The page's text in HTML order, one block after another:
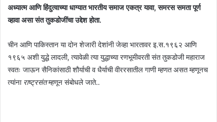
अध्यात्म आणि हिंदुत्वाच्या धाग्यात भारतीय समाज एकत्र यावा, समरस समता पूर्ण
व्हावा असा संत तुकडोजींचा उद्देश होता.
चीन आणि पाकिस्तान या दोन शेजारी देशांनी जेव्हा भारतावर इ.स.१९६२ आणि
१९६५ अशी युद्धे लादली, त्यावेळी त्या युद्धाच्या रणभूमीवरती संत तुकडोजी महाराज
स्वतः जाऊन सैनिकांसाठी शौर्याची व धैर्याची वीररसातील गाणी म्हणत असत म्हणूनच
त्यांना राष्ट्रसंतम्हणून संबोधले जाते..